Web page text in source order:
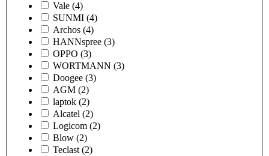
Vale (4)
SUNMI (4)
Archos (4)
HANNspree (3)
OPPO (3)
WORTMANN (3)
Doogee (3)
AGM (2)
laptok (2)
Alcatel (2)
Logicom (2)
Blow (2)
Teclast (2)